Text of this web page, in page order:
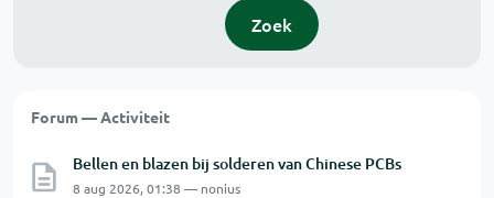
Zoek
Forum — Activiteit
Bellen en blazen bij solderen van Chinese PCBs
8 aug 2026, 01:38 — nonius